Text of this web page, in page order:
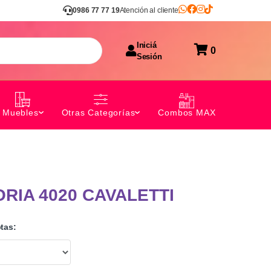
0986 77 77 19Atención al cliente
Iniciá
Sesión
0
Muebles Otras Categorías Combos MAX
4020 CAVALETTI